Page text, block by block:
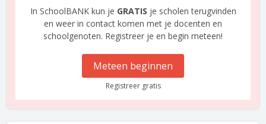
In SchoolBANK kun je GRATIS je scholen terugvinden
en weer in contact komen met je docenten en
schoolgenoten. Registreer je en begin meteen!
Meteen beginnen
Registreer gratis